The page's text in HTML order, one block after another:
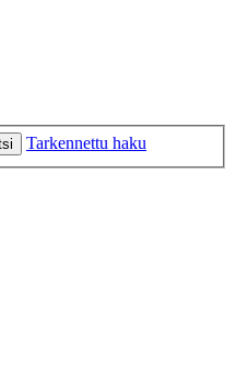
Tarkennettu haku